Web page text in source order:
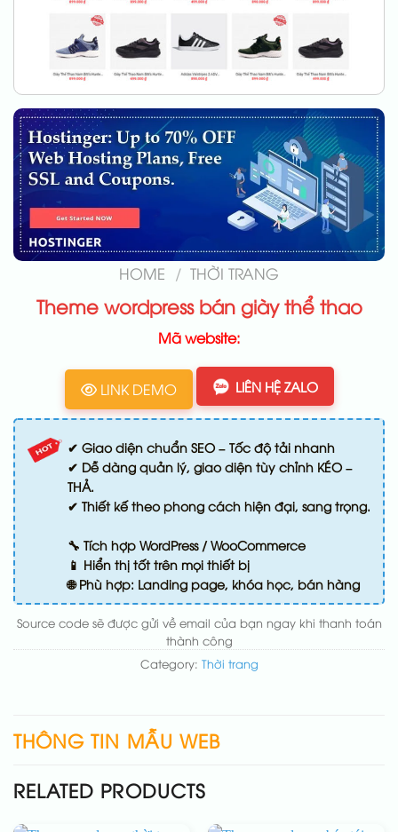
HOME / THỜI TRANG
Theme wordpress bán giày thể thao
Mã website:
LINK DEMO LIÊN HỆ ZALO
✔ Giao diện chuẩn SEO – Tốc độ tải nhanh
✔ Dễ dàng quản lý, giao diện tùy chỉnh KÉO –
THẢ.
✔ Thiết kế theo phong cách hiện đại, sang trọng.
🔧 Tích hợp WordPress / WooCommerce
📱 Hiển thị tốt trên mọi thiết bị
🌐 Phù hợp: Landing page, khóa học, bán hàng
Source code sẽ được gửi về email của bạn ngay khi thanh toán
thành công
Category: Thời trang
THÔNG TIN MẪU WEB
RELATED PRODUCTS